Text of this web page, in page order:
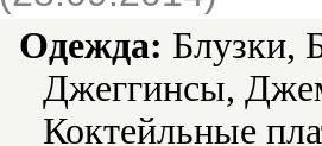
Одежда: Блузки,
Джеггинсы,
Коктейльные